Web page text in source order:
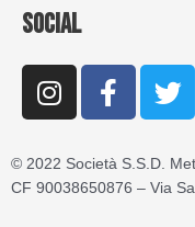
SOCIAL
I
n
t
a
F
a
e
b
T
w
t
t
© 2022 Società S.S.D.
CF 90038650876 – Via